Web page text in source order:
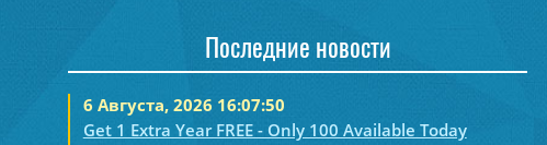
Последние новости
6 Августа, 2026 16:07:50
Get 1 Extra Year FREE - Only 100 Available Today